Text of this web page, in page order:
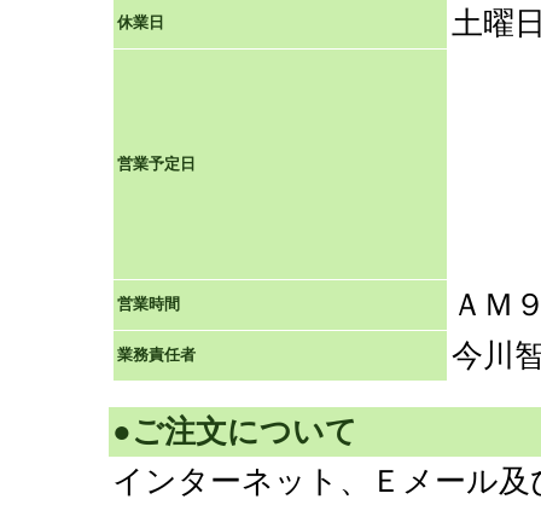
休業日 土曜
営業予定日
営業時間 ＡＭ
業務責任者 今川
●ご注文について
インターネット、Ｅメール